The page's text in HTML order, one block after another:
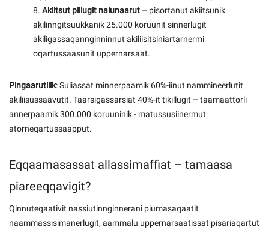
8. Akiitsut pillugit nalunaarut – pisortanut akiitsunik
akilinngitsuukkanik 25.000 koruunit sinnerlugit
akiligassaqannginninnut akiliisitsiniartarnermi
oqartussaasunit uppernarsaat.
Pingaarutilik: Suliassat minnerpaamik 60%-iinut nammineerlutit
akiliisussaavutit. Taarsigassarsiat 40%-it tikillugit – taamaattorli
annerpaamik 300.000 koruuninik - matussusiinermut
atorneqartussaapput.
Eqqaamasassat allassimaffiat – tamaasa
piareeqqavigit?
Qinnuteqaativit nassiutinnginnerani piumasaqaatit
naammassisimanerlugit, aammalu uppernarsaatissat pisariaqartut